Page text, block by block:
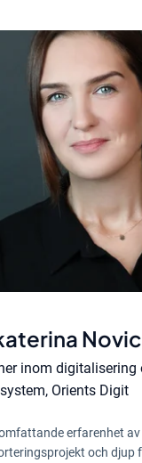
inom digitalisering
Orients Digit
erfarenhet
och djup